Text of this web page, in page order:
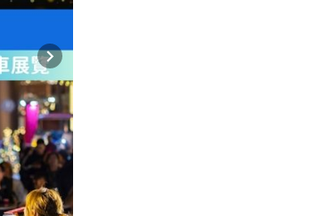
Next slide